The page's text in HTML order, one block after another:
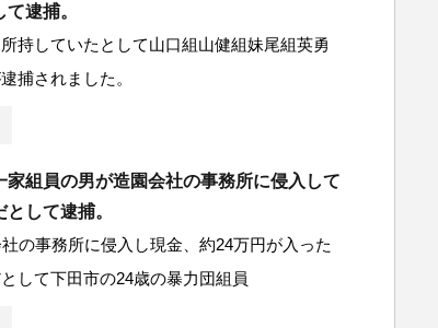
逮捕。
持していたとして山口組山健組妹尾組英勇
捕されました。
家組員の男が造園会社の事務所に侵入して
して逮捕。
の事務所に侵入し現金、約24万円が入った
して下田市の24歳の暴力団組員